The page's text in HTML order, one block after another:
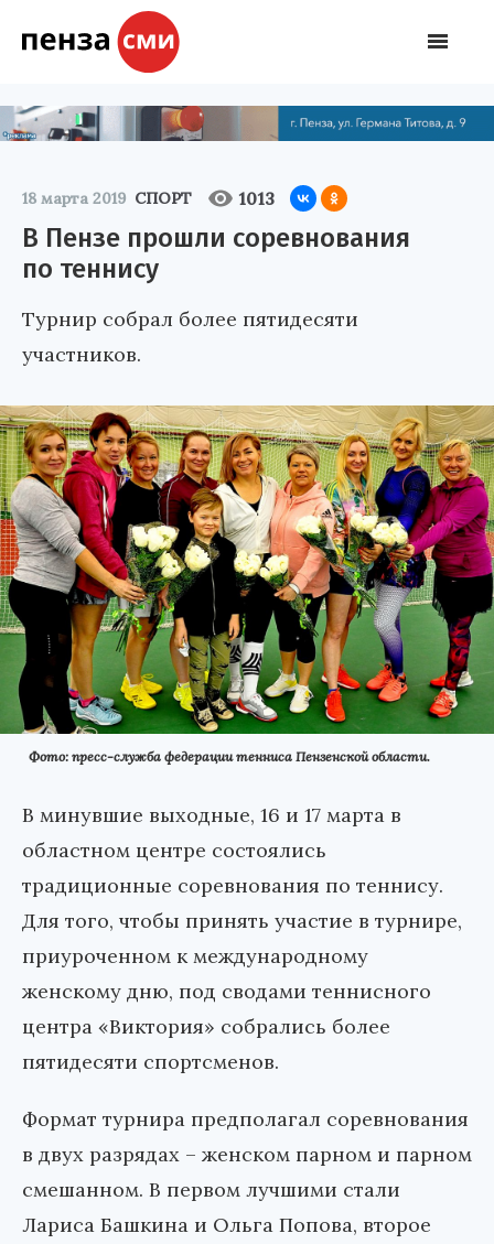
18 марта 2019 СПОРТ 1013
В Пензе прошли соревнования
по теннису
Турнир собрал более пятидесяти
участников.
Фото: пресс-служба федерации тенниса Пензенской области.
В минувшие выходные, 16 и 17 марта в
областном центре состоялись
традиционные соревнования по теннису.
Для того, чтобы принять участие в турнире,
приуроченном к международному
женскому дню, под сводами теннисного
центра «Виктория» собрались более
пятидесяти спортсменов.
Формат турнира предполагал соревнования
в двух разрядах – женском парном и парном
смешанном. В первом лучшими стали
Лариса Башкина и Ольга Попова, второе